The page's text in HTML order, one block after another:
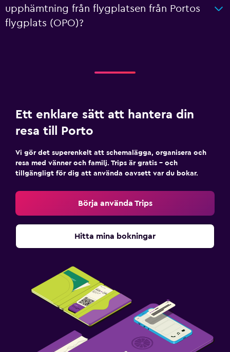
upphämtning från flygplatsen från Portos
flygplats (OPO)?
Ett enklare sätt att hantera din
resa till Porto
Vi gör det superenkelt att schemalägga, organisera och
resa med vänner och familj. Trips är gratis – och
tillgängligt för dig att använda oavsett var du bokar.
Börja använda Trips
Hitta mina bokningar